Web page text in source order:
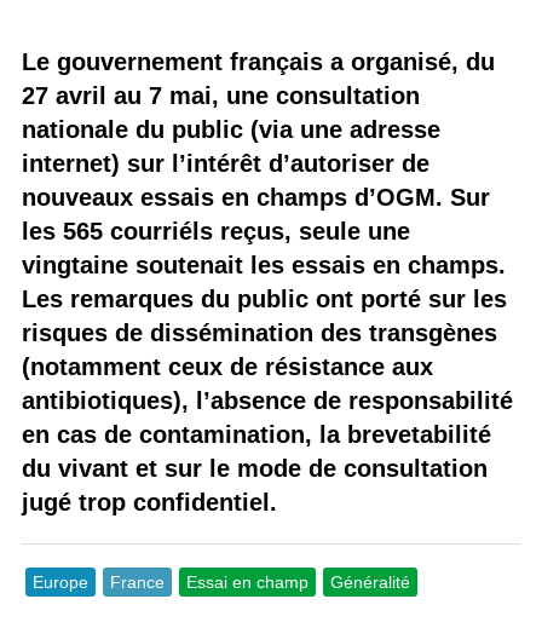
Le gouvernement français a organisé, du
27 avril au 7 mai, une consultation
nationale du public (via une adresse
internet) sur l’intérêt d’autoriser de
nouveaux essais en champs d’OGM. Sur
les 565 courriéls reçus, seule une
vingtaine soutenait les essais en champs.
Les remarques du public ont porté sur les
risques de dissémination des transgènes
(notamment ceux de résistance aux
antibiotiques), l’absence de responsabilité
en cas de contamination, la brevetabilité
du vivant et sur le mode de consultation
jugé trop confidentiel.
Europe France Essai en champ Généralité